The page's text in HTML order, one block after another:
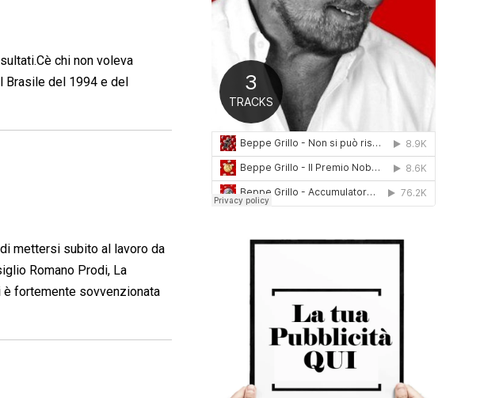
chi non voleva
Brasile del 1994 e del
mettersi subito al lavoro da
Romano Prodi, La
è fortemente sovvenzionata